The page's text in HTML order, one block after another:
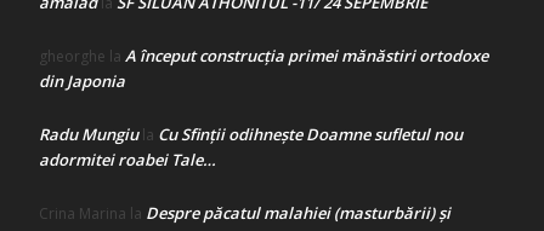
gheorghe la A început construcţia primei mănăstiri ortodoxe
din Japonia
Radu Mungiula Cu Sfinții odihnește Doamne sufletul nou
adormitei roabei Tale…
Crina Marina la Despre păcatul malahiei (masturbării) şi